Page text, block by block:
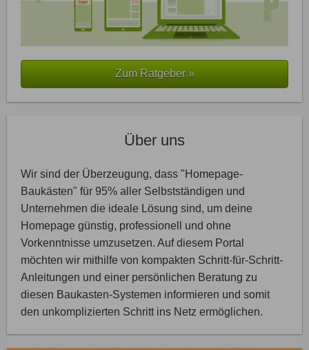
Zum Ratgeber »
Über uns
Wir sind der Überzeugung, dass "Homepage-
Baukästen" für 95% aller Selbstständigen und
Unternehmen die ideale Lösung sind, um deine
Homepage günstig, professionell und ohne
Vorkenntnisse umzusetzen. Auf diesem Portal
möchten wir mithilfe von kompakten Schritt-für-Schritt-
Anleitungen und einer persönlichen Beratung zu
diesen Baukasten-Systemen informieren und somit
den unkomplizierten Schritt ins Netz ermöglichen.